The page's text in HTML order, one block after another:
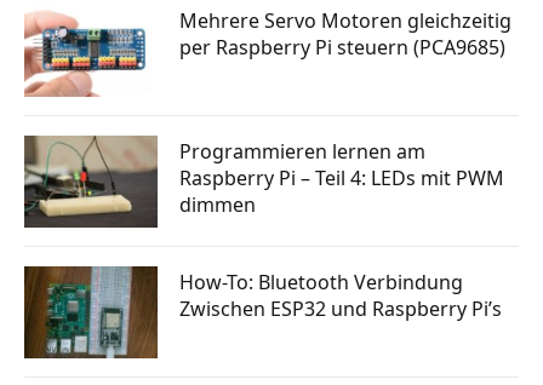
Mehrere Servo Motoren gleichzeitig
per Raspberry Pi steuern (PCA9685)
Programmieren lernen am
Raspberry Pi – Teil 4: LEDs mit PWM
dimmen
How-To: Bluetooth Verbindung
Zwischen ESP32 und Raspberry Pi’s